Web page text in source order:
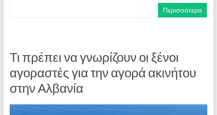
Περισσότερα
Τι πρέπει να γνωρίζουν οι ξένοι
αγοραστές για την αγορά ακινήτου
στην Αλβανία